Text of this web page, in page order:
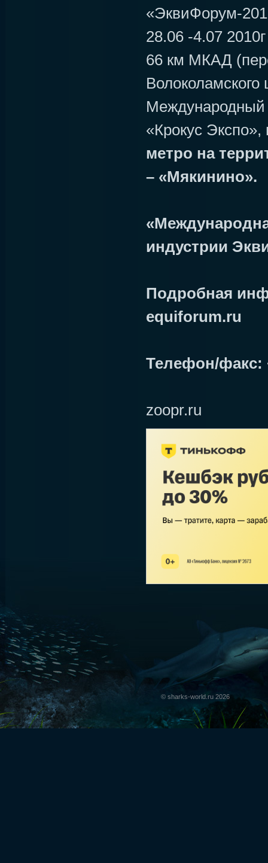
«ЭквиФорум-
28.06 -4.07
66 км МКАД
Волоколамского
Международный
«Крокус
метро на
– «Мякинино».
индустрии
Подробная
equiforum.ru
Телефон/факс:
zoopr.ru
© sharks-world.ru 2026